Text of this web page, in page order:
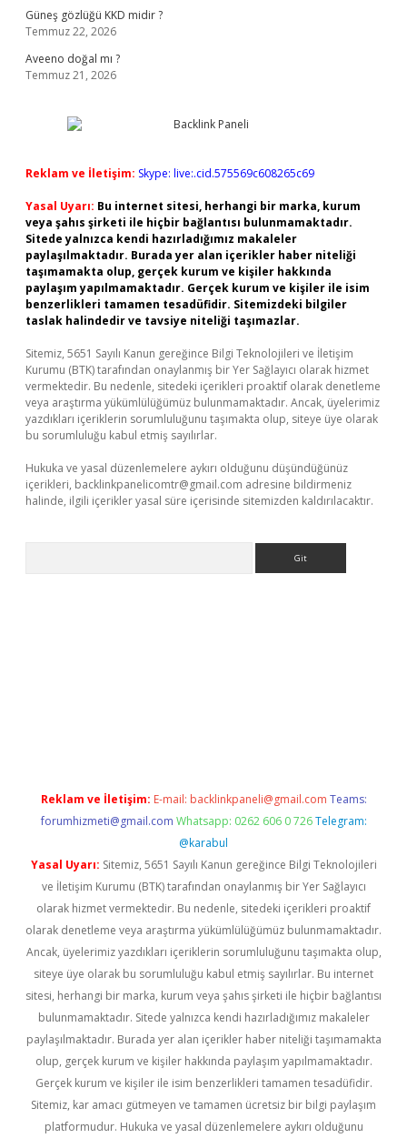
Güneş gözlüğü KKD midir ?
Temmuz 22, 2026
Aveeno doğal mı ?
Temmuz 21, 2026
Reklam ve İletişim: Skype: live:.cid.575569c608265c69
Yasal Uyarı: Bu internet sitesi, herhangi bir marka, kurum
veya şahıs şirketi ile hiçbir bağlantısı bulunmamaktadır.
Sitede yalnızca kendi hazırladığımız makaleler
paylaşılmaktadır. Burada yer alan içerikler haber niteliği
taşımamakta olup, gerçek kurum ve kişiler hakkında
paylaşım yapılmamaktadır. Gerçek kurum ve kişiler ile isim
benzerlikleri tamamen tesadüfidir. Sitemizdeki bilgiler
taslak halindedir ve tavsiye niteliği taşımazlar.
Sitemiz, 5651 Sayılı Kanun gereğince Bilgi Teknolojileri ve İletişim
Kurumu (BTK) tarafından onaylanmış bir Yer Sağlayıcı olarak hizmet
vermektedir. Bu nedenle, sitedeki içerikleri proaktif olarak denetleme
veya araştırma yükümlülüğümüz bulunmamaktadır. Ancak, üyelerimiz
yazdıkları içeriklerin sorumluluğunu taşımakta olup, siteye üye olarak
bu sorumluluğu kabul etmiş sayılırlar.
Hukuka ve yasal düzenlemelere aykırı olduğunu düşündüğünüz
içerikleri, backlinkpanelicomtr@gmail.com adresine bildirmeniz
halinde, ilgili içerikler yasal süre içerisinde sitemizden kaldırılacaktır.
Reklam ve İletişim: E-mail: backlinkpaneli@gmail.com Teams:
forumhizmeti@gmail.com Whatsapp: 0262 606 0 726 Telegram:
@karabul
Yasal Uyarı: Sitemiz, 5651 Sayılı Kanun gereğince Bilgi Teknolojileri
ve İletişim Kurumu (BTK) tarafından onaylanmış bir Yer Sağlayıcı
olarak hizmet vermektedir. Bu nedenle, sitedeki içerikleri proaktif
olarak denetleme veya araştırma yükümlülüğümüz bulunmamaktadır.
Ancak, üyelerimiz yazdıkları içeriklerin sorumluluğunu taşımakta olup,
siteye üye olarak bu sorumluluğu kabul etmiş sayılırlar. Bu internet
sitesi, herhangi bir marka, kurum veya şahıs şirketi ile hiçbir bağlantısı
bulunmamaktadır. Sitede yalnızca kendi hazırladığımız makaleler
paylaşılmaktadır. Burada yer alan içerikler haber niteliği taşımamakta
olup, gerçek kurum ve kişiler hakkında paylaşım yapılmamaktadır.
Gerçek kurum ve kişiler ile isim benzerlikleri tamamen tesadüfidir.
Sitemiz, kar amacı gütmeyen ve tamamen ücretsiz bir bilgi paylaşım
platformudur. Hukuka ve yasal düzenlemelere aykırı olduğunu